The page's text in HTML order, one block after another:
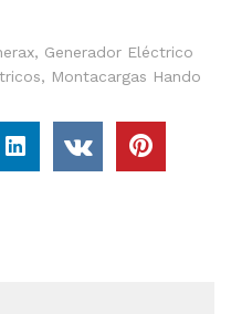
, Generador Eléctrico
, Montacargas Hando